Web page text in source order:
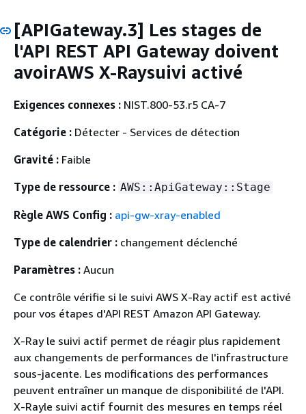
[APIGateway.3] Les stages de
l'API REST API Gateway doivent
avoirAWS X-Raysuivi activé
Exigences connexes : NIST.800-53.r5 CA-7
Catégorie : Détecter - Services de détection
Gravité : Faible
Type de ressource : AWS::ApiGateway::Stage
Règle AWS Config : api-gw-xray-enabled
Type de calendrier : changement déclenché
Paramètres : Aucun
Ce contrôle vérifie si le suivi AWS X-Ray actif est activé
pour vos étapes d'API REST Amazon API Gateway.
X-Ray le suivi actif permet de réagir plus rapidement
aux changements de performances de l'infrastructure
sous-jacente. Les modifications des performances
peuvent entraîner un manque de disponibilité de l'API.
X-Rayle suivi actif fournit des mesures en temps réel